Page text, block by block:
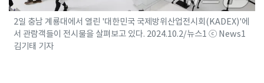
2일 충남 계룡대에서 열린 '대한민국 국제방위산업전시회(KADEX)'에
서 관람객들이 전시물을 살펴보고 있다. 2024.10.2/뉴스1 ⓒ News1
김기태 기자